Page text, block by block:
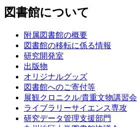
図書館について
附属図書館の概要
図書館の移転に係る情報
研究開発室
出版物
オリジナルグッズ
図書館へのご寄付等
展観クロニクル/貴重文物講習会
ライブラリーサイエンス専攻
研究データ管理支援部門